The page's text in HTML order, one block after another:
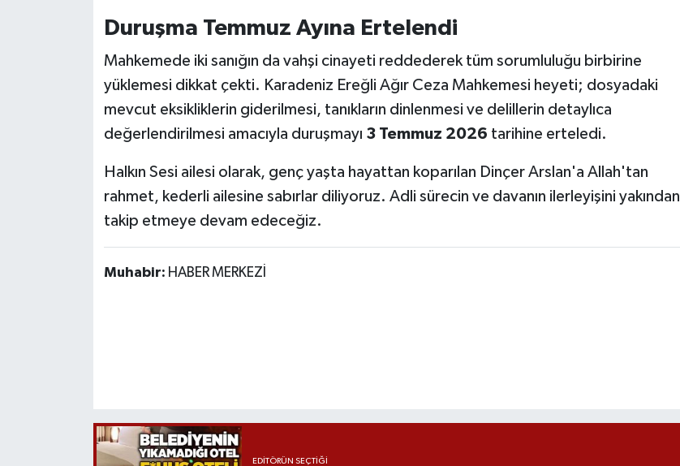
Duruşma Temmuz Ayına Ertelendi
Mahkemede iki sanığın da vahşi cinayeti reddederek tüm sorumluluğu birbirine
yüklemesi dikkat çekti. Karadeniz Ereğli Ağır Ceza Mahkemesi heyeti; dosyadaki
mevcut eksikliklerin giderilmesi, tanıkların dinlenmesi ve delillerin detaylıca
değerlendirilmesi amacıyla duruşmayı 3 Temmuz 2026 tarihine erteledi.
Halkın Sesi ailesi olarak, genç yaşta hayattan koparılan Dinçer Arslan'a Allah'tan
rahmet, kederli ailesine sabırlar diliyoruz. Adli sürecin ve davanın ilerleyişini yakından
takip etmeye devam edeceğiz.
Muhabir: HABER MERKEZİ
EDITÖRÜN SEÇTIĞI